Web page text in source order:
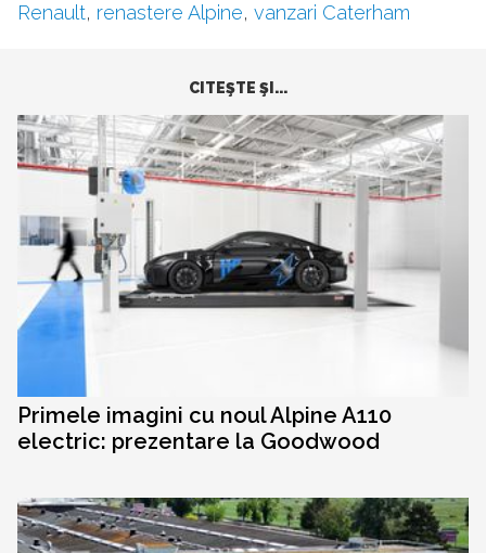
Renault, renastere Alpine, vanzari Caterham
CITEŞTE ŞI...
Primele imagini cu noul Alpine A110
electric: prezentare la Goodwood